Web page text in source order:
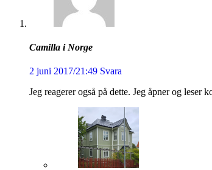
Camilla i Norge
2 juni 2017/21:49 Svara
Jeg reagerer også på dette. Jeg åpner og